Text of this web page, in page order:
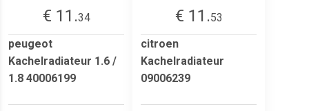
€ 11.34
peugeot
Kachelradiateur 1.6 /
1.8 40006199
€ 11.53
citroen
Kachelradiateur
09006239